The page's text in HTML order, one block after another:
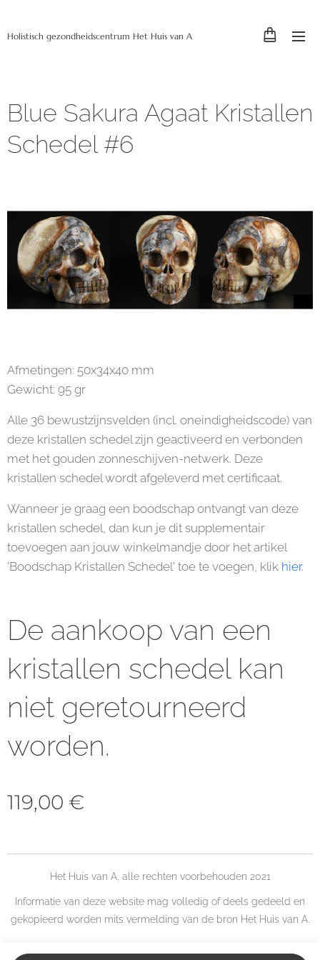
Holistisch gezondheidscentrum Het Huis van A
Blue Sakura Agaat Kristallen
Schedel #6
Afmetingen: 50x34x40 mm
Gewicht: 95 gr
Alle 36 bewustzijnsvelden (incl. oneindigheidscode) van
deze kristallen schedel zijn geactiveerd en verbonden
met het gouden zonneschijven-netwerk. Deze
kristallen schedel wordt afgeleverd met certificaat.
Wanneer je graag een boodschap ontvangt van deze
kristallen schedel, dan kun je dit supplementair
toevoegen aan jouw winkelmandje door het artikel
'Boodschap Kristallen Schedel' toe te voegen, klik hier.
De aankoop van een
kristallen schedel kan
niet geretourneerd
worden.
119,00 €
Het Huis van A, alle rechten voorbehouden 2021
Informatie van deze website mag volledig of deels gedeeld en
gekopieerd worden mits vermelding van de bron Het Huis van A.